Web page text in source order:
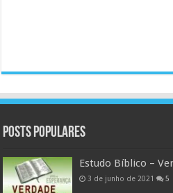
Posts populares
Estudo Bíblico –
3 de junho de 2021 5